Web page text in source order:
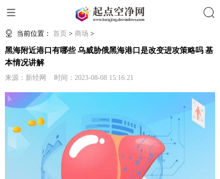
当前位置： 首页 > 商场 >
黑海附近港口有哪些 乌威胁俄黑海港口是改变进攻策略吗 基
本情况讲解
来源：新经网 时间：2023-08-08 15:16:21